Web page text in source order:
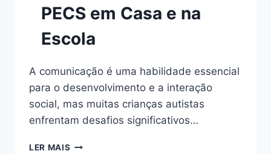
PECS em Casa e na
Escola
A comunicação é uma habilidade essencial
para o desenvolvimento e a interação
social, mas muitas crianças autistas
enfrentam desafios significativos…
LER MAIS COMUNICAÇÃO